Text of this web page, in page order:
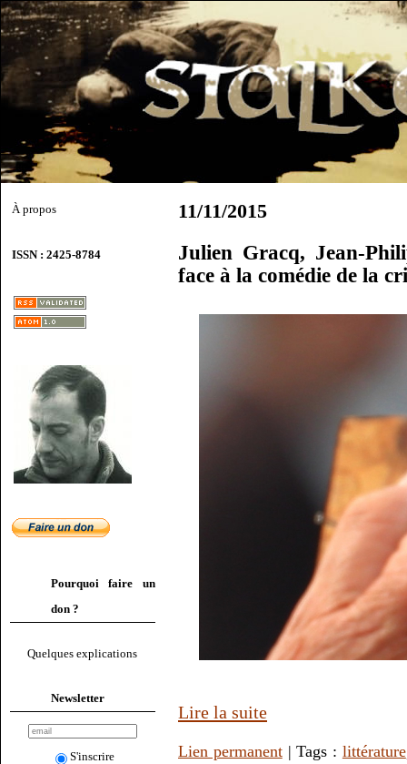
À propos
ISSN : 2425-8784
Pourquoi faire un
don ?
Quelques explications
Newsletter
S'inscrire
11/11/2015
Julien Gracq, Jean-
face à la comédie de la
Lire la suite
Lien permanent| Tags : littérature